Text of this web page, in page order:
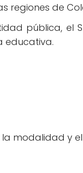
regiones de
pública, el
educativa.
modalidad y